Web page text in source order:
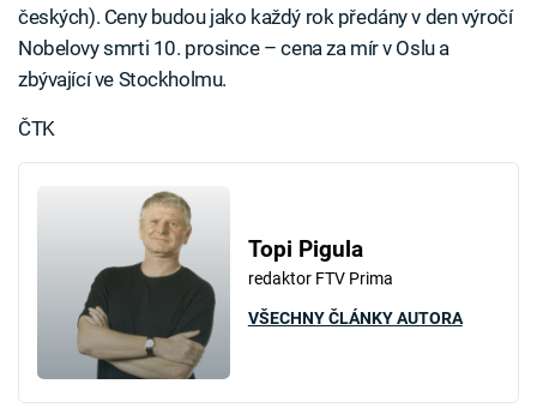
českých). Ceny budou jako každý rok předány v den výročí
Nobelovy smrti 10. prosince – cena za mír v Oslu a
zbývající ve Stockholmu.
ČTK
Topi Pigula
redaktor FTV Prima
VŠECHNY ČLÁNKY AUTORA